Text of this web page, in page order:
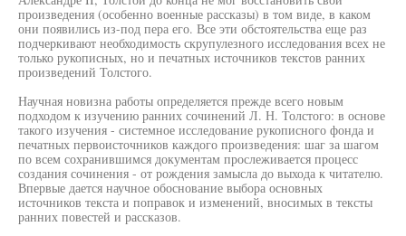
произведения (особенно военные рассказы) в том виде, в каком
они появились из-под пера его. Все эти обстоятельства еще раз
подчеркивают необходимость скрупулезного исследования всех не
только рукописных, но и печатных источников текстов ранних
произведений Толстого.
Научная новизна работы определяется прежде всего новым
подходом к изучению ранних сочинений Л. Н. Толстого: в основе
такого изучения - системное исследование рукописного фонда и
печатных первоисточников каждого произведения: шаг за шагом
по всем сохранившимся документам прослеживается процесс
создания сочинения - от рождения замысла до выхода к читателю.
Впервые дается научное обоснование выбора основных
источников текста и поправок и изменений, вносимых в тексты
ранних повестей и рассказов.